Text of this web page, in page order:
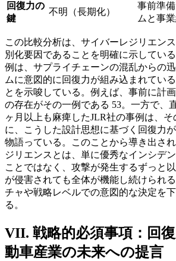
回復力の
鍵
不明（長期化）
事前準
ムと事
この比較分析は、サイバーレジリエン
別化要因であることを明確に示してい
例は、サプライチェーンの混乱からの
ムに意図的に回復力が組み込まれてい
とを示唆している。例えば、事前に計
の存在がその一例である 53。一方で、
ヶ月以上も麻痺したJLR社の事例は、
に、こうした設計思想に基づく回復力
物語っている。このことから導き出さ
ジリエンスとは、単に優秀なインシデ
ことではなく、攻撃が発生するずっと
が侵害されても全体が機能し続けられ
チャや戦略レベルでの意図的な決定を
る。
VII. 戦略的必須事項：回
動車産業の未来への提言